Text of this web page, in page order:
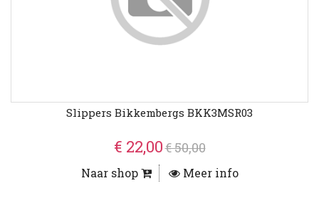
Slippers Bikkembergs BKK3MSR03
€ 22,00€ 50,00
Naar shop Meer info